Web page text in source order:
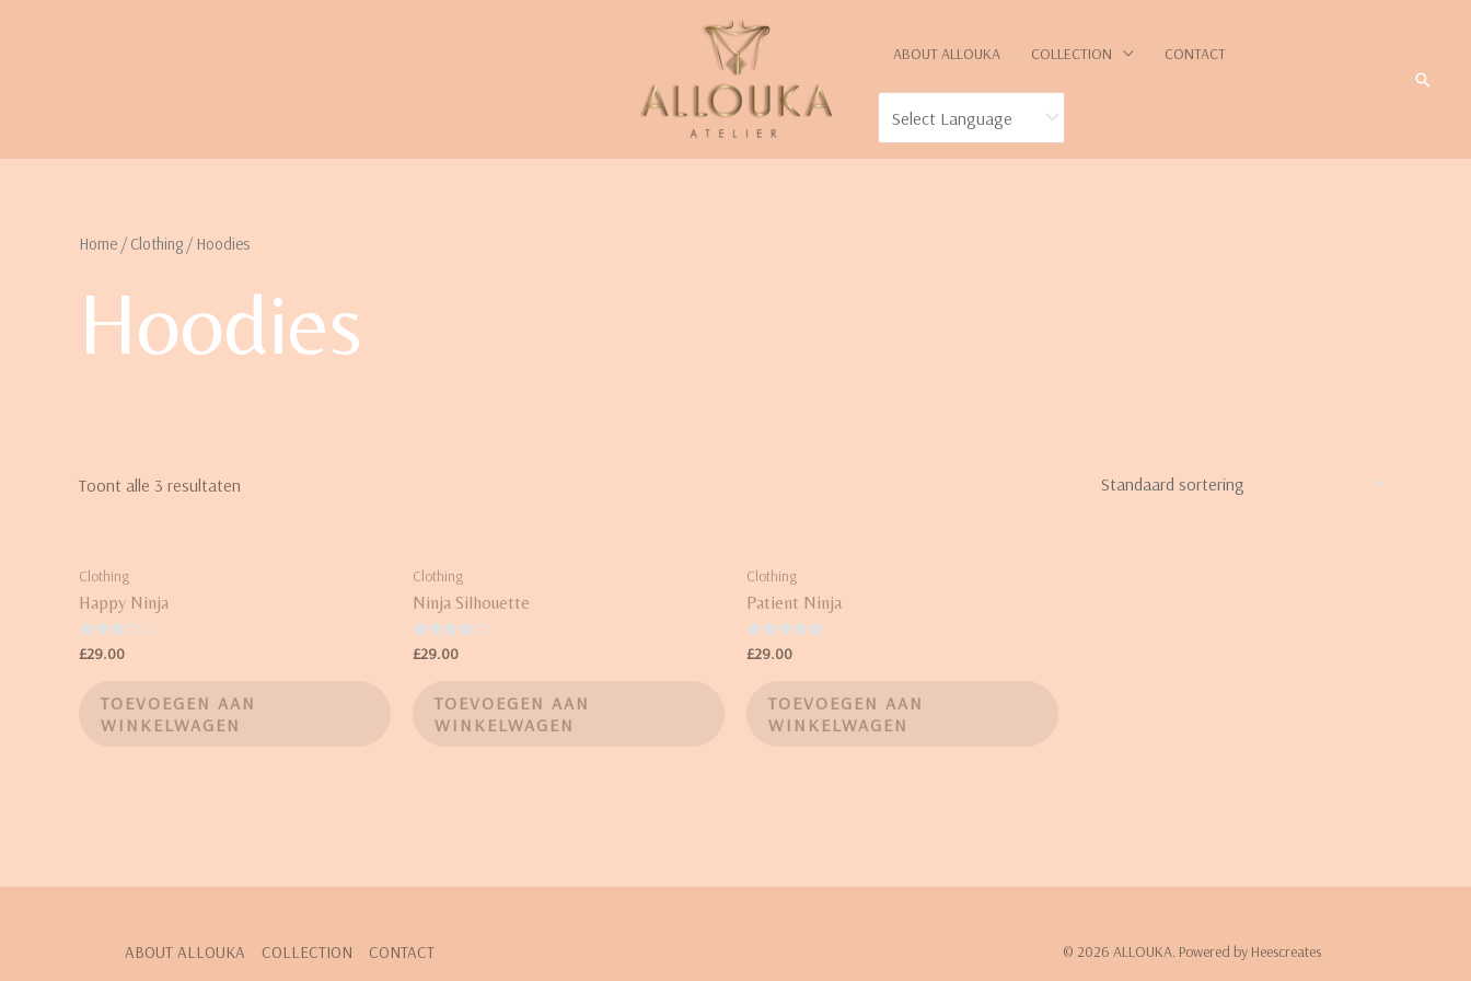
ABOUT ALLOUKA COLLECTION CONTACT
Home / Clothing / Hoodies
Hoodies
Toont alle 3 resultaten
Clothing
Happy Ninja
Waardering
£29.00
TOEVOEGEN AAN
WINKELWAGEN
Clothing
Ninja Silhouette
Waardering
£29.00
TOEVOEGEN AAN
WINKELWAGEN
Clothing
Patient Ninja
Waardering
£29.00
TOEVOEGEN AAN
WINKELWAGEN
ABOUT ALLOUKA COLLECTION CONTACT © 2026 ALLOUKA. Powered by Heescreates